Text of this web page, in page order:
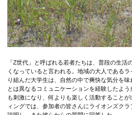
「Z世代」と呼ばれる若者たちは、普段の生活
くなっていると言われる。地域の大人である
り組んだ大学生は、自然の中で爽快な気分を
とは異なるコミュニケーションを経験したよ
も刺激になり、何よりも楽しく活動すること
ィングでは、参加者の皆さんにライオンズク